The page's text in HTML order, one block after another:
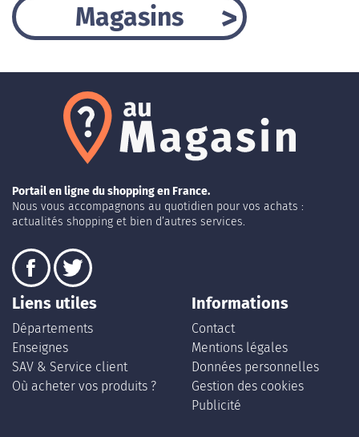
Magasins
Portail en ligne du shopping en France.
Nous vous accompagnons au quotidien pour vos achats :
actualités shopping et bien d’autres services.
Liens utiles
Départements
Enseignes
SAV & Service client
Où acheter vos produits ?
Informations
Contact
Mentions légales
Données personnelles
Gestion des cookies
Publicité